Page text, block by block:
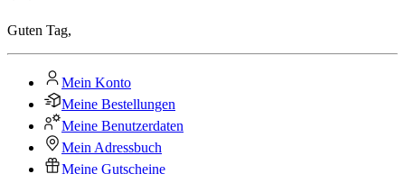
Guten Tag,
Mein Konto
Meine Bestellungen
Meine Benutzerdaten
Mein Adressbuch
Meine Gutscheine